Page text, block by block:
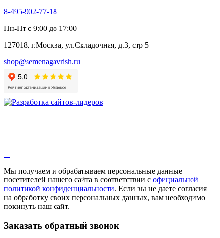
8-495-902-77-18
Пн-Пт с 9:00 до 17:00
127018, г.Москва, ул.Складочная, д.3, стр 5
shop@semenagavrish.ru
Мы получаем и обрабатываем персональные данные
посетителей нашего сайта в соответствии с официальной
политикой конфиденциальности. Если вы не даете согласия
на обработку своих персональных данных, вам необходимо
покинуть наш сайт.
Заказать обратный звонок